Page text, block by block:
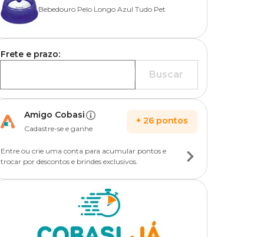
Bebedouro Pelo Longo Azul Tudo Pet
Frete e prazo:
Buscar
Amigo Cobasi
Cadastre-se e ganhe
+ 26 pontos
Entre ou crie uma conta para acumular pontos e
trocar por descontos e brindes exclusivos.